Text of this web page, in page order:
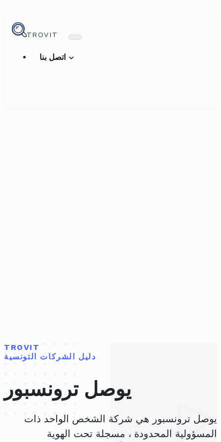
TROVIT
TROVIT
دليل الشركات التونسية
يوصل ترونسبور
يوصل ترونسبور هي شركة الشخص الواحد ذات
المسؤولية المحدودة ، مسجلة تحت الهوية